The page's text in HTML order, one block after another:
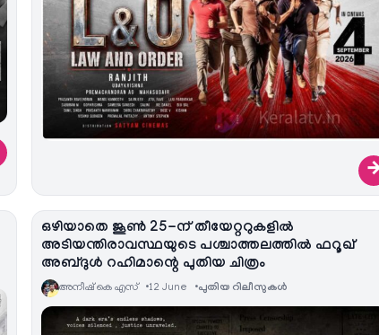
ഒഴിയാതെ ജൂൺ 25-ന് തീയേറ്ററുകളിൽ
അടിയന്തിരാവസ്ഥയുടെ പശ്ചാത്തലത്തിൽ ഫറൂഖ്
അബ്ദുൾ റഹിമാന്റെ പുതിയ ചിത്രം
അനീഷ്‌ കെ എസ് 12 June പുതിയ റിലീസുകള്‍